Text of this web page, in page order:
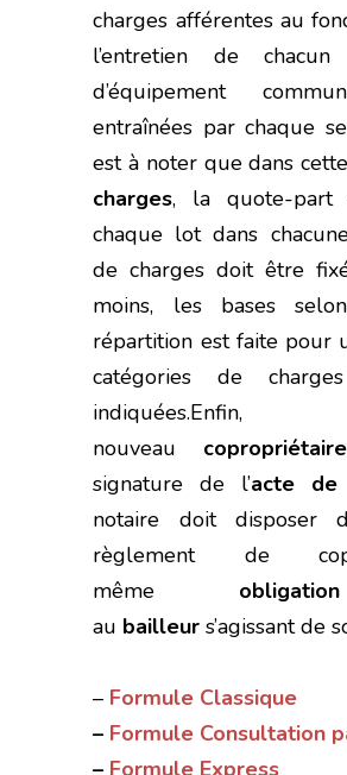
charges afférentes au
l’entretien de
d’équipement
entraînées par chaque
est à noter que dans cette
charges, la quote-part
chaque lot dans
de charges doit être
moins, les bases
répartition est faite pour
catégories de
nouveau copropriétaire
signature de l’acte de
notaire doit disposer
règlement de
même obligation
au bailleur s’agissant de
– Formule Classique
– Formule Consultation
– Formule Express